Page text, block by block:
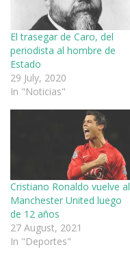
El trasegar de Caro, del
periodista al hombre de
Estado
29 July, 2020
In "Noticias"
Cristiano Ronaldo vuelve al
Manchester United luego
de 12 años
27 August, 2021
In "Deportes"